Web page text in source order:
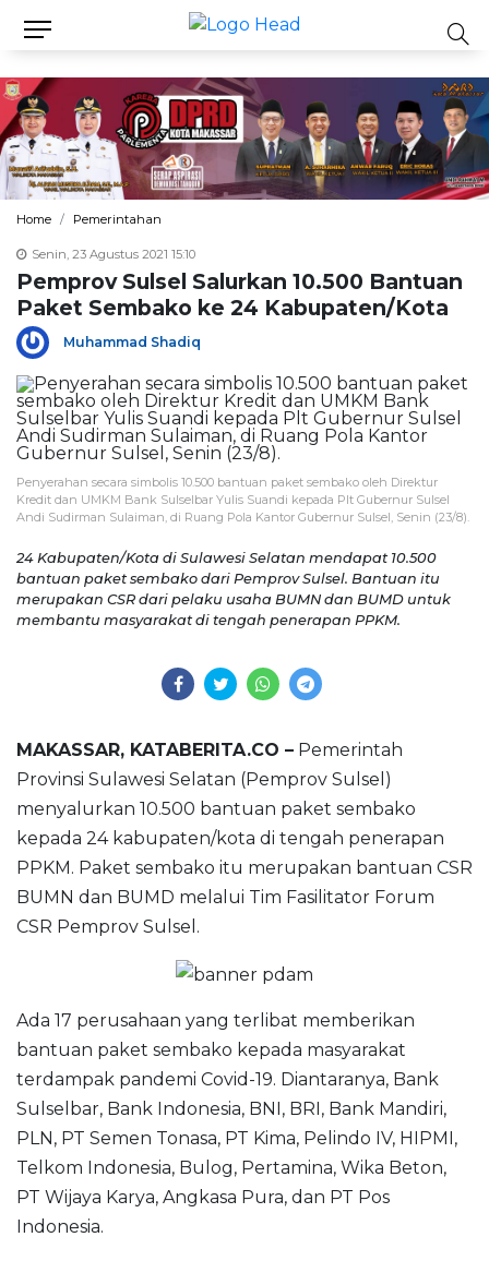
Home Pemerintahan
Senin, 23 Agustus 2021 15:10
Pemprov Sulsel Salurkan 10.500 Bantuan
Paket Sembako ke 24 Kabupaten/Kota
Muhammad Shadiq
Penyerahan secara simbolis 10.500 bantuan paket sembako oleh Direktur
Kredit dan UMKM Bank Sulselbar Yulis Suandi kepada Plt Gubernur Sulsel
Andi Sudirman Sulaiman, di Ruang Pola Kantor Gubernur Sulsel, Senin (23/8).
24 Kabupaten/Kota di Sulawesi Selatan mendapat 10.500
bantuan paket sembako dari Pemprov Sulsel. Bantuan itu
merupakan CSR dari pelaku usaha BUMN dan BUMD untuk
membantu masyarakat di tengah penerapan PPKM.
MAKASSAR, KATABERITA.CO – Pemerintah
Provinsi Sulawesi Selatan (Pemprov Sulsel)
menyalurkan 10.500 bantuan paket sembako
kepada 24 kabupaten/kota di tengah penerapan
PPKM. Paket sembako itu merupakan bantuan CSR
BUMN dan BUMD melalui Tim Fasilitator Forum
CSR Pemprov Sulsel.
Ada 17 perusahaan yang terlibat memberikan
bantuan paket sembako kepada masyarakat
terdampak pandemi Covid-19. Diantaranya, Bank
Sulselbar, Bank Indonesia, BNI, BRI, Bank Mandiri,
PLN, PT Semen Tonasa, PT Kima, Pelindo IV, HIPMI,
Telkom Indonesia, Bulog, Pertamina, Wika Beton,
PT Wijaya Karya, Angkasa Pura, dan PT Pos
Indonesia.